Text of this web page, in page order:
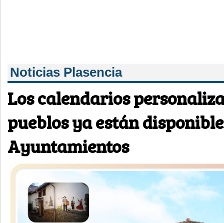
Noticias Plasencia
Los calendarios
pueblos ya están
Ayuntamientos